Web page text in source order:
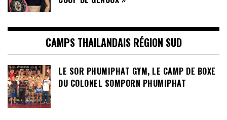
CAMPS THAILANDAIS RÉGION SUD
LE SOR PHUMIPHAT GYM, LE CAMP DE BOXE
DU COLONEL SOMPORN PHUMIPHAT